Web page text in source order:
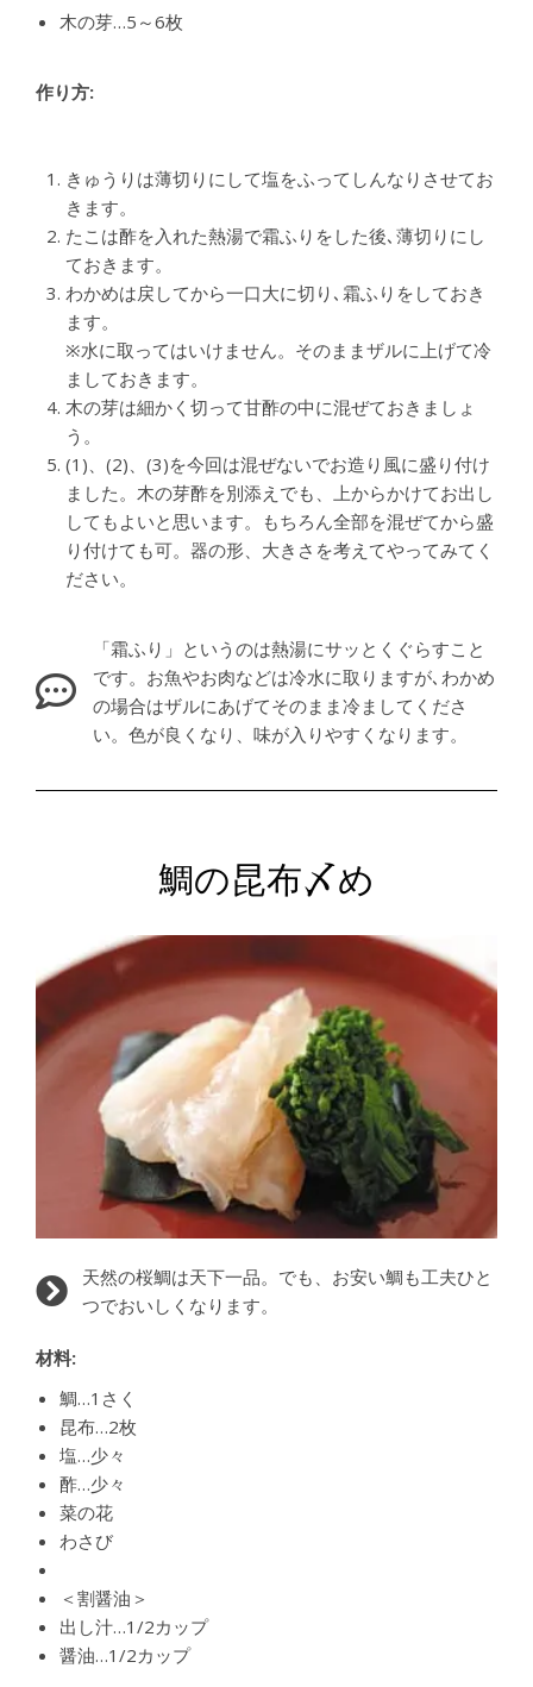
木の芽…5～6枚
作り方:
きゅうりは薄切りにして塩をふってしんなりさせてお
きます。
たこは酢を入れた熱湯で霜ふりをした後､薄切りにし
ておきます。
わかめは戻してから一口大に切り､霜ふりをしておき
ます。
※水に取ってはいけません。そのままザルに上げて冷
ましておきます。
木の芽は細かく切って甘酢の中に混ぜておきましょ
う。
(1)、(2)、(3)を今回は混ぜないでお造り風に盛り付け
ました。木の芽酢を別添えでも、上からかけてお出し
してもよいと思います。もちろん全部を混ぜてから盛
り付けても可。器の形、大きさを考えてやってみてく
ださい。
「霜ふり」というのは熱湯にサッとくぐらすこと
です。お魚やお肉などは冷水に取りますが､わかめ
の場合はザルにあげてそのまま冷ましてくださ
い。色が良くなり、味が入りやすくなります。
鯛の昆布〆め
天然の桜鯛は天下一品。でも、お安い鯛も工夫ひと
つでおいしくなります。
材料:
鯛…1さく
昆布…2枚
塩…少々
酢…少々
菜の花
わさび
＜割醤油＞
出し汁…1/2カップ
醤油…1/2カップ